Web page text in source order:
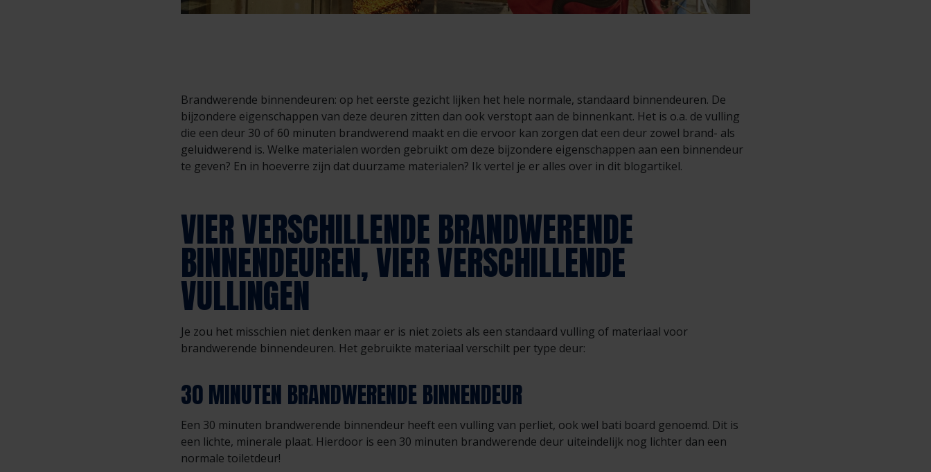
Brandwerende binnendeuren: op het eerste gezicht lijken het hele normale, standaard binnendeuren. De
bijzondere eigenschappen van deze deuren zitten dan ook verstopt aan de binnenkant. Het is o.a. de vulling
die een deur 30 of 60 minuten brandwerend maakt en die ervoor kan zorgen dat een deur zowel brand- als
geluidwerend is. Welke materialen worden gebruikt om deze bijzondere eigenschappen aan een binnendeur
te geven? En in hoeverre zijn dat duurzame materialen? Ik vertel je er alles over in dit blogartikel.
VIER VERSCHILLENDE BRANDWERENDE
BINNENDEUREN, VIER VERSCHILLENDE
VULLINGEN
Je zou het misschien niet denken maar er is niet zoiets als een standaard vulling of materiaal voor
brandwerende binnendeuren. Het gebruikte materiaal verschilt per type deur:
30 MINUTEN BRANDWERENDE BINNENDEUR
Een 30 minuten brandwerende binnendeur heeft een vulling van perliet, ook wel bati board genoemd. Dit is
een lichte, minerale plaat. Hierdoor is een 30 minuten brandwerende deur uiteindelijk nog lichter dan een
normale toiletdeur!